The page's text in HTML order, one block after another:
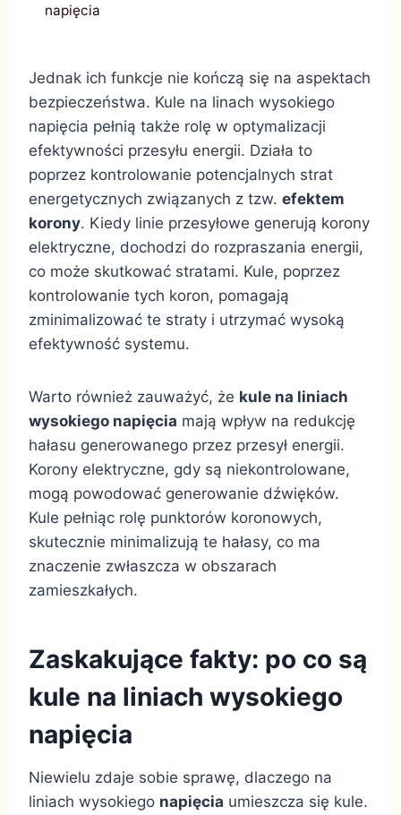
napięcia
Jednak ich funkcje nie kończą się na aspektach
bezpieczeństwa. Kule na linach wysokiego
napięcia pełnią także rolę w optymalizacji
efektywności przesyłu energii. Działa to
poprzez kontrolowanie potencjalnych strat
energetycznych związanych z tzw. efektem
korony. Kiedy linie przesyłowe generują korony
elektryczne, dochodzi do rozpraszania energii,
co może skutkować stratami. Kule, poprzez
kontrolowanie tych koron, pomagają
zminimalizować te straty i utrzymać wysoką
efektywność systemu.
Warto również zauważyć, że kule na liniach
wysokiego napięcia mają wpływ na redukcję
hałasu generowanego przez przesył energii.
Korony elektryczne, gdy są niekontrolowane,
mogą powodować generowanie dźwięków.
Kule pełniąc rolę punktorów koronowych,
skutecznie minimalizują te hałasy, co ma
znaczenie zwłaszcza w obszarach
zamieszkałych.
Zaskakujące fakty: po co są
kule na liniach wysokiego
napięcia
Niewielu zdaje sobie sprawę, dlaczego na
liniach wysokiego napięcia umieszcza się kule.